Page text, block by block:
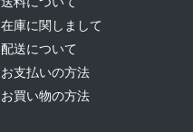
在庫に関しまして
配送について
お支払いの方法
お買い物の方法